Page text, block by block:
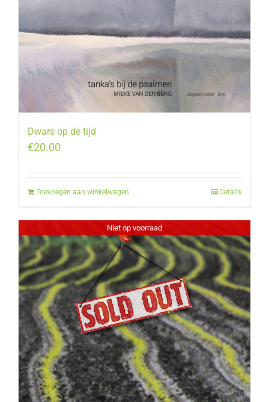
Dwars op de tijd
€20.00
Toevoegen aan winkelwagen Details
Niet op voorraad